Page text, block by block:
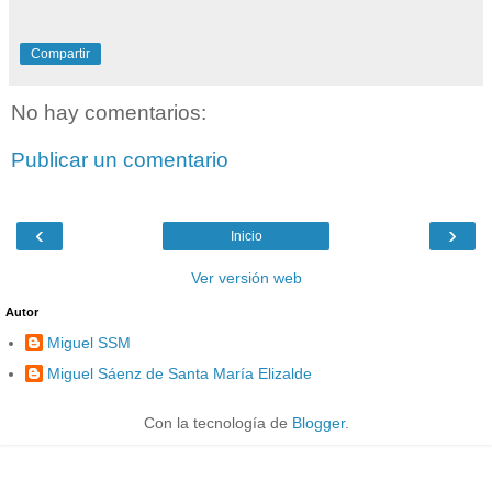
Compartir
No hay comentarios:
Publicar un comentario
‹ ›
Inicio
Ver versión web
Autor
Miguel SSM
Miguel Sáenz de Santa María Elizalde
Con la tecnología de Blogger.